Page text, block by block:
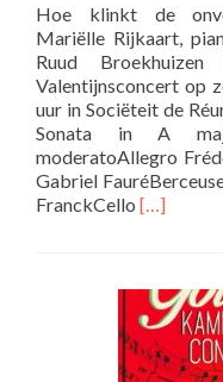
Hoe klinkt de
Mariëlle Rijkaart,
Ruud
Valentijnsconcert op
uur in Sociëteit de
Sonata in A
moderatoAllegro
Gabriel
FranckCello Lees
op
9
februari
[…]